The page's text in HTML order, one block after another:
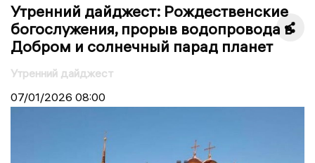
Утренний дайджест: Рождественские
богослужения, прорыв водопровода в
Добром и солнечный парад планет
Утренний дайджест
07/01/2026 08:00